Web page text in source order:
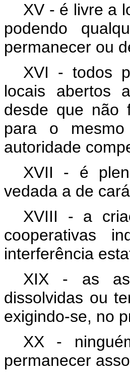
XV - é livre a
podendo
permanecer ou
XVI - todos
locais abertos
desde que não
para o
autoridade
XVII - é
vedada a de
XVIII - a
cooperativas
interferência
XIX - as
dissolvidas ou
exigindo-se, no
XX -
permanecer